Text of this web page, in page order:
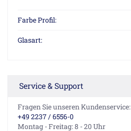
Farbe Profil:
Glasart:
Service & Support
Fragen Sie unseren Kundenservice:
+49 2237 / 6556-0
Montag - Freitag: 8 - 20 Uhr